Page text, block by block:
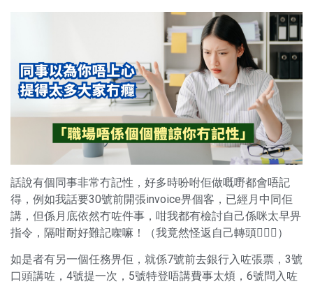
話說有個同事非常冇記性，好多時吩咐佢做嘅嘢都會唔記
得，例如我話要30號前開張invoice畀個客，已經月中同佢
講，但係月底依然冇咗件事，咁我都有檢討自己係咪太早畀
指令，隔咁耐好難記㗎嘛！（我竟然怪返自己轉頭🤦🏻‍♂️）
如是者有另一個任務畀佢，就係7號前去銀行入咗張票，3號
口頭講咗，4號提一次，5號特登唔講費事太煩，6號問入咗